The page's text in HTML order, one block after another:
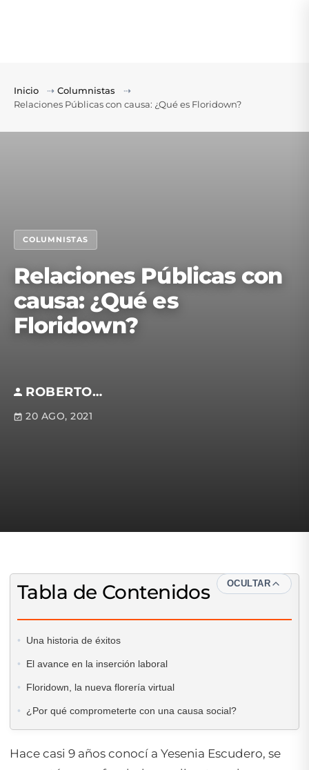
Inicio ⇢ Columnistas
⇢
Relaciones Públicas con causa: ¿Qué es Floridown?
COLUMNISTAS
Relaciones Públicas con
causa: ¿Qué es
Floridown?
ROBERTO BÁEZ
20 AGO, 2021
Tabla de Contenidos OCULTAR
Una historia de éxitos
El avance en la inserción laboral
Floridown, la nueva florería virtual
¿Por qué comprometerte con una causa social?
Hace casi 9 años conocí a Yesenia Escudero, se